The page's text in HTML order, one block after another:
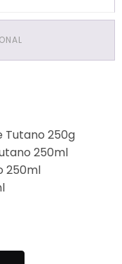
Tutano 250g
250ml
250ml